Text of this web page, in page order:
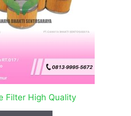
Filter High Quality